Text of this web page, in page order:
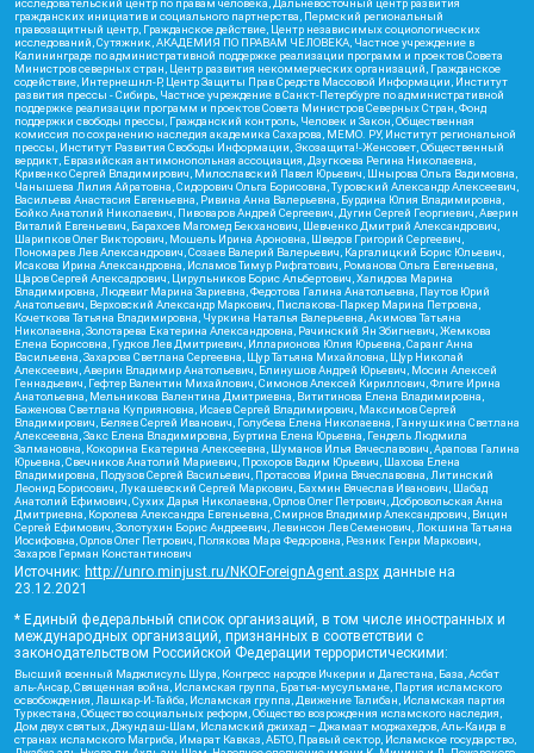
исследовательский центр по правам человека, Дальневосточный центр развития
гражданских инициатив и социального партнерства, Пермский региональный
правозащитный центр, Гражданское действие, Центр независимых социологических
исследований, Сутяжник, АКАДЕМИЯ ПО ПРАВАМ ЧЕЛОВЕКА, Частное учреждение в
Калининграде по административной поддержке реализации программ и проектов Совета
Министров северных стран, Центр развития некоммерческих организаций, Гражданское
содействие, Интернешнл-Р, Центр Защиты Прав Средств Массовой Информации, Институт
развития прессы - Сибирь, Частное учреждение в Санкт-Петербурге по административной
поддержке реализации программ и проектов Совета Министров Северных Стран, Фонд
поддержки свободы прессы, Гражданский контроль, Человек и Закон, Общественная
комиссия по сохранению наследия академика Сахарова, МЕМО. РУ, Институт региональной
прессы, Институт Развития Свободы Информации, Экозащита!-Женсовет, Общественный
вердикт, Евразийская антимонопольная ассоциация, Дзугкоева Регина Николаевна,
Кривенко Сергей Владимирович, Милославский Павел Юрьевич, Шнырова Ольга Вадимовна,
Чанышева Лилия Айратовна, Сидорович Ольга Борисовна, Туровский Александр Алексеевич,
Васильева Анастасия Евгеньевна, Ривина Анна Валерьевна, Бурдина Юлия Владимировна,
Бойко Анатолий Николаевич, Пивоваров Андрей Сергеевич, Дугин Сергей Георгиевич, Аверин
Виталий Евгеньевич, Барахоев Магомед Бекханович, Шевченко Дмитрий Александрович,
Шарипков Олег Викторович, Мошель Ирина Ароновна, Шведов Григорий Сергеевич,
Пономарев Лев Александрович, Созаев Валерий Валерьевич, Каргалицкий Борис Юльевич,
Исакова Ирина Александровна, Исламов Тимур Рифгатович, Романова Ольга Евгеньевна,
Щаров Сергей Алексадрович, Цирульников Борис Альбертович, Халидова Марина
Владимировна, Людевиг Марина Зариевна, Федотова Галина Анатольевна, Паутов Юрий
Анатольевич, Верховский Александр Маркович, Пислакова-Паркер Марина Петровна,
Кочеткова Татьяна Владимировна, Чуркина Наталья Валерьевна, Акимова Татьяна
Николаевна, Золотарева Екатерина Александровна, Рачинский Ян Збигневич, Жемкова
Елена Борисовна, Гудков Лев Дмитриевич, Илларионова Юлия Юрьевна, Саранг Анна
Васильевна, Захарова Светлана Сергеевна, Щур Татьяна Михайловна, Щур Николай
Алексеевич, Аверин Владимир Анатольевич, Блинушов Андрей Юрьевич, Мосин Алексей
Геннадьевич, Гефтер Валентин Михайлович, Симонов Алексей Кириллович, Флиге Ирина
Анатольевна, Мельникова Валентина Дмитриевна, Вититинова Елена Владимировна,
Баженова Светлана Куприяновна, Исаев Сергей Владимирович, Максимов Сергей
Владимирович, Беляев Сергей Иванович, Голубева Елена Николаевна, Ганнушкина Светлана
Алексеевна, Закс Елена Владимировна, Буртина Елена Юрьевна, Гендель Людмила
Залмановна, Кокорина Екатерина Алексеевна, Шуманов Илья Вячеславович, Арапова Галина
Юрьевна, Свечников Анатолий Мариевич, Прохоров Вадим Юрьевич, Шахова Елена
Владимировна, Подузов Сергей Васильевич, Протасова Ирина Вячеславовна, Литинский
Леонид Борисович, Лукашевский Сергей Маркович, Бахмин Вячеслав Иванович, Шабад
Анатолий Ефимович, Сухих Дарья Николаевна, Орлов Олег Петрович, Добровольская Анна
Дмитриевна, Королева Александра Евгеньевна, Смирнов Владимир Александрович, Вицин
Сергей Ефимович, Золотухин Борис Андреевич, Левинсон Лев Семенович, Локшина Татьяна
Иосифовна, Орлов Олег Петрович, Полякова Мара Федоровна, Резник Генри Маркович,
Захаров Герман Константинович
Источник: http://unro.minjust.ru/NKOForeignAgent.aspx данные на
23.12.2021
* Единый федеральный список организаций, в том числе иностранных и
международных организаций, признанных в соответствии с
законодательством Российской Федерации террористическими:
Высший военный Маджлисуль Шура, Конгресс народов Ичкерии и Дагестана, База, Асбат
аль-Ансар, Священная война, Исламская группа, Братья-мусульмане, Партия исламского
освобождения, Лашкар-И-Тайба, Исламская группа, Движение Талибан, Исламская партия
Туркестана, Общество социальных реформ, Общество возрождения исламского наследия,
Дом двух святых, Джунд аш-Шам, Исламский джихад – Джамаат моджахедов, Аль-Каида в
странах исламского Магриба, Имарат Кавказ, АБТО, Правый сектор, Исламское государство,